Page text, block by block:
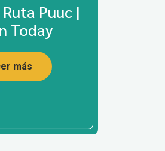
Puuc |
Today
más